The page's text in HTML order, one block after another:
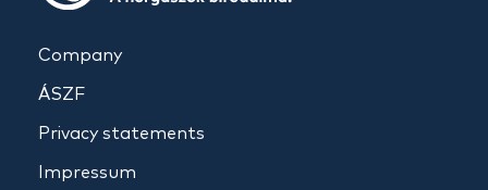
Company
ÁSZF
Privacy statements
Impressum